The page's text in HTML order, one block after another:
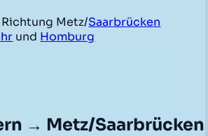
Richtung Metz/Saarbrücken
und Homburg
→ Metz/Saarbrücken